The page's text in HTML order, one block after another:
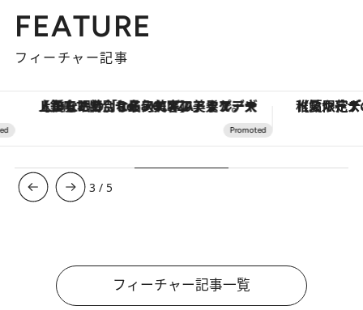
FEATURE
フィーチャー記事
【銀座で出合う最旬美容】美髪ケアや上質な眠り…セルフケアのアップデートから、特別な名入れギフトまで。大人のための「ReFa GINZA」クルーズ 【夏限定ディナーコース】旬を
3 / 5
フィーチャー記事一覧